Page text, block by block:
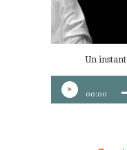
Un
Lecteur
audio
00:00